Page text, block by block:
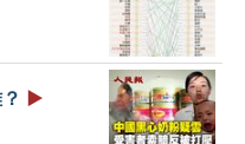
▶️